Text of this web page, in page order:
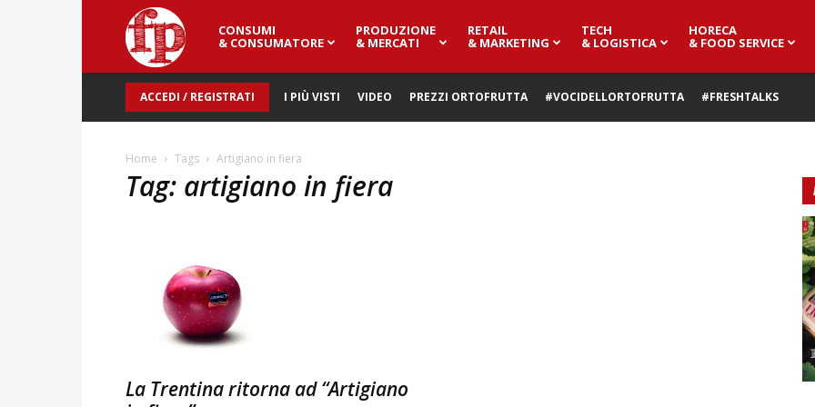
Fresh
Point
Magazine
CONSUMI
& CONSUMATORE
PRODUZIONE
& MERCATI
RETAIL
& MARKETING
TECH
& LOGISTICA
HORECA
& FOOD SERVICE
ACCEDI / REGISTRATI I PIÙ VISTI VIDEO PREZZI ORTOFRUTTA #VOCIDELLORTOFRUTTA #FRESHTALKS
Home Tags Artigiano in fiera
Tag: artigiano in fiera
La Trentina ritorna ad “Artigiano